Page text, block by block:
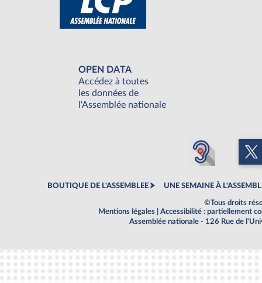
OPEN DATA
Accédez à toutes
les données de
l'Assemblée nationale
BOUTIQUE DE L'ASSEMBLEE UNE SEMAINE À
©Tous droits
Mentions légales
Accessibilité : partiellement
Assemblée nationale - 126 Rue de